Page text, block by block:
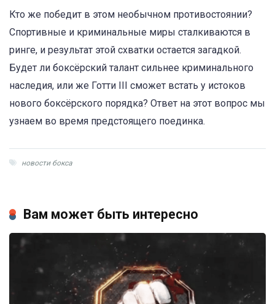
Кто же победит в этом необычном противостоянии?
Спортивные и криминальные миры сталкиваются в
ринге, и результат этой схватки остается загадкой.
Будет ли боксёрский талант сильнее криминального
наследия, или же Готти III сможет встать у истоков
нового боксёрского порядка? Ответ на этот вопрос мы
узнаем во время предстоящего поединка.
новости бокса
Вам может быть интересно